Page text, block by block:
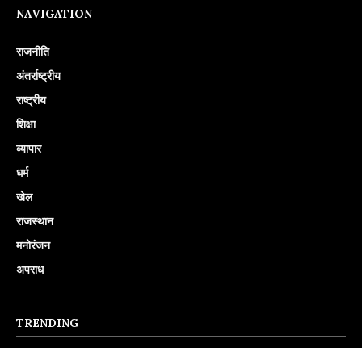
NAVIGATION
राजनीति
अंतर्राष्ट्रीय
राष्ट्रीय
शिक्षा
व्यापार
धर्म
खेल
राजस्थान
मनोरंजन
अपराध
TRENDING